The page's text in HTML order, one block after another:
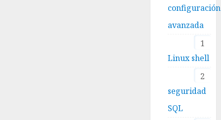
configuración
avanzada
1
Linux shell
2
seguridad
SQL